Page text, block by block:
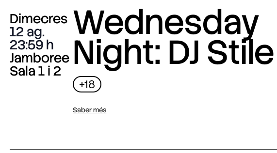
Dimecres
12 ag.
23:59
Jamboree
Sala 1 i 2
Wednesday
Night: DJ Stile
+18
Saber més